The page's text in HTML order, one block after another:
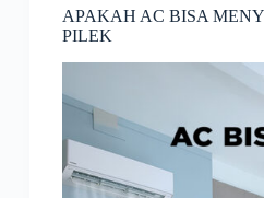
APAKAH AC BISA
PILEK